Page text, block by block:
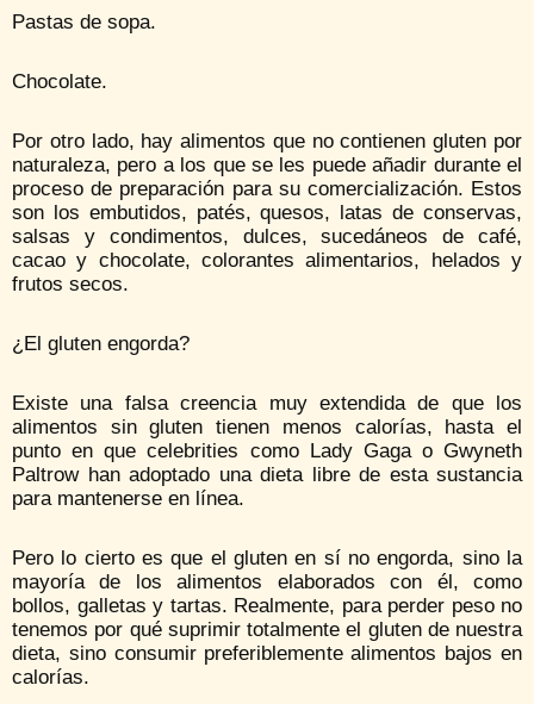
Pastas de sopa.
Chocolate.
Por otro lado, hay alimentos que no contienen gluten por
naturaleza, pero a los que se les puede añadir durante el
proceso de preparación para su comercialización. Estos
son los embutidos, patés, quesos, latas de conservas,
salsas y condimentos, dulces, sucedáneos de café,
cacao y chocolate, colorantes alimentarios, helados y
frutos secos.
¿El gluten engorda?
Existe una falsa creencia muy extendida de que los
alimentos sin gluten tienen menos calorías, hasta el
punto en que celebrities como Lady Gaga o Gwyneth
Paltrow han adoptado una dieta libre de esta sustancia
para mantenerse en línea.
Pero lo cierto es que el gluten en sí no engorda, sino la
mayoría de los alimentos elaborados con él, como
bollos, galletas y tartas. Realmente, para perder peso no
tenemos por qué suprimir totalmente el gluten de nuestra
dieta, sino consumir preferiblemente alimentos bajos en
calorías.